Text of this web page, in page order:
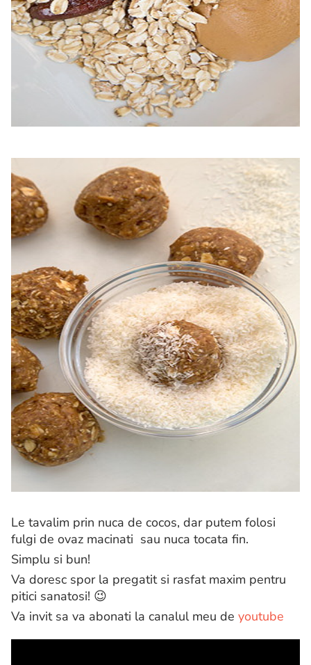
Le tavalim prin nuca de cocos, dar putem folosi
fulgi de ovaz macinati sau nuca tocata fin.
Simplu si bun!
Va doresc spor la pregatit si rasfat maxim pentru
pitici sanatosi! 😉
Va invit sa va abonati la canalul meu de youtube